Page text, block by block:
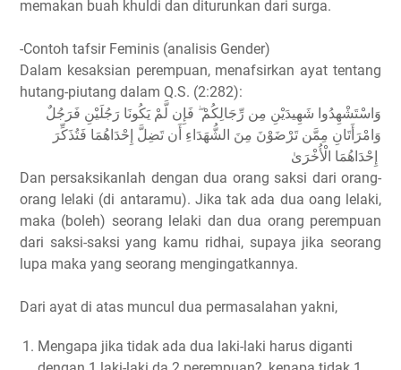
memakan buah khuldi dan diturunkan dari surga.
-Contoh tafsir Feminis (analisis Gender)
Dalam kesaksian perempuan, menafsirkan ayat tentang
hutang-piutang dalam Q.S. (2:282):
وَاسْتَشْهِدُوا شَهِيدَيْنِ مِن رِّجَالِكُمْ ۖ فَإِن لَّمْ يَكُونَا رَجُلَيْنِ فَرَجُلٌ
وَامْرَأَتَانِ مِمَّن تَرْضَوْنَ مِنَ الشُّهَدَاءِ أَن تَضِلَّ إِحْدَاهُمَا فَتُذَكِّرَ
Dan persaksikanlah dengan dua orang saksi dari orang-
orang lelaki (di antaramu). Jika tak ada dua oang lelaki,
maka (boleh) seorang lelaki dan dua orang perempuan
dari saksi-saksi yang kamu ridhai, supaya jika seorang
lupa maka yang seorang mengingatkannya.
Dari ayat di atas muncul dua permasalahan yakni,
Mengapa jika tidak ada dua laki-laki harus diganti